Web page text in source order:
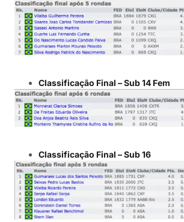
Classificação Final – Sub 14 Fem
Classificação Final – Sub 16